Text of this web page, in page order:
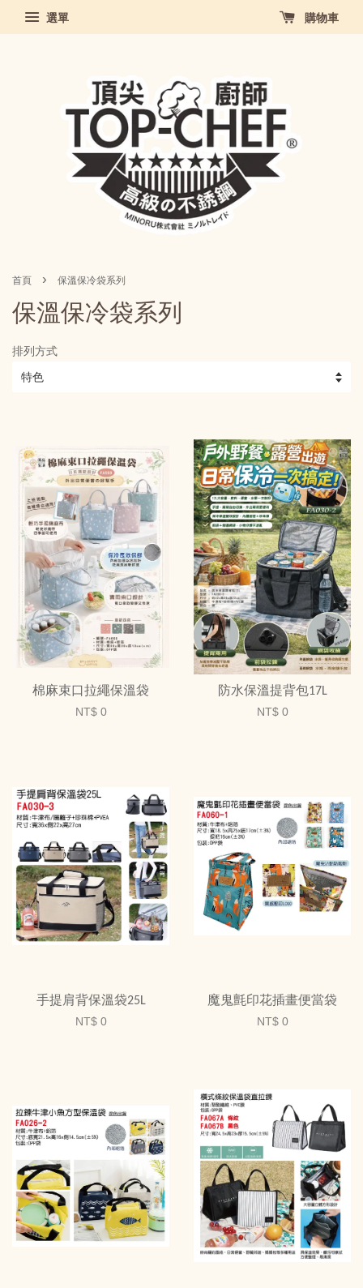
選單 購物車
首頁 › 保溫保冷袋系列
保溫保冷袋系列
排列方式
棉麻束口拉繩保溫袋
NT$ 0
防水保溫提背包17L
NT$ 0
手提肩背保溫袋25L
NT$ 0
魔鬼氈印花插畫便當袋
NT$ 0